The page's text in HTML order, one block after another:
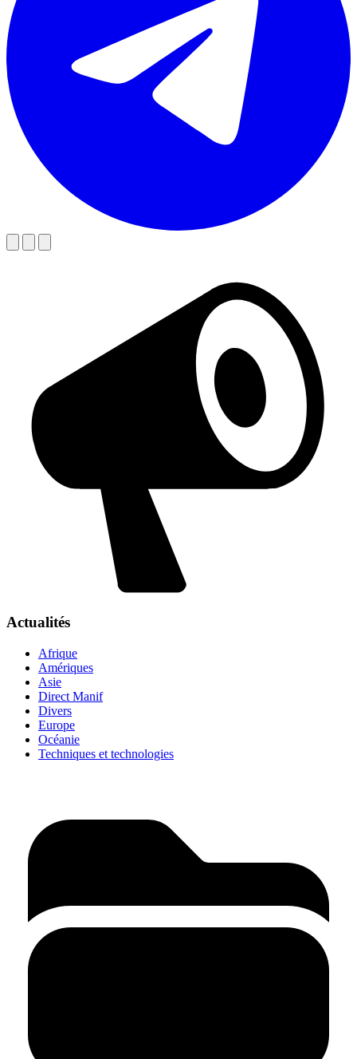
Actualités
Afrique
Amériques
Asie
Direct Manif
Divers
Europe
Océanie
Techniques et technologies